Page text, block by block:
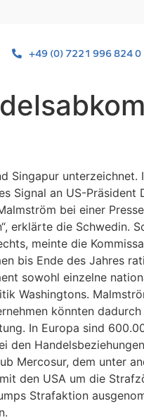
+49 (0) 7221 996 824 0
Singapur
Signal an US-Präsident
bei einer
erklärte die Schwedin.
meinte die
bis Ende des Jahres
sowohl einzelne
Washingtons.
könnten
In Europa sind
Mercosur, dem unter
den USA um die
Strafaktion